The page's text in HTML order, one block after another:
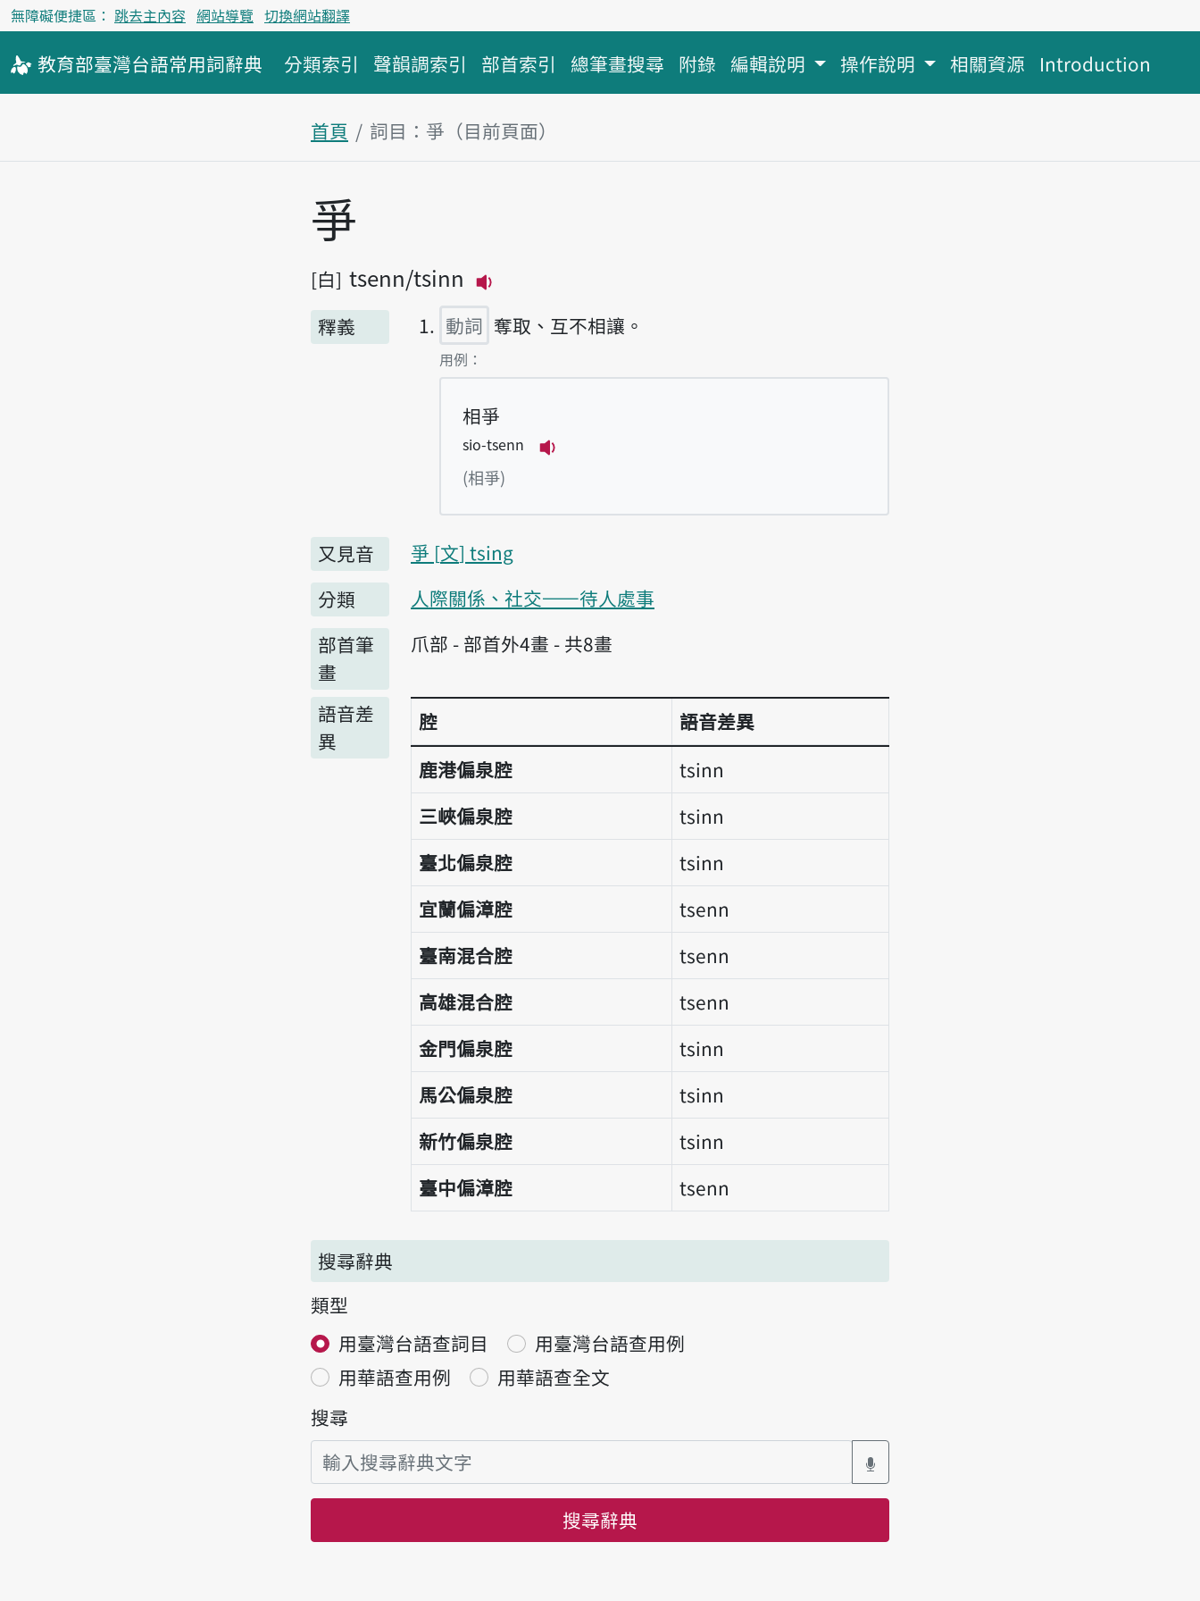
無障礙便捷區： 跳去主內容 網站導覽 切換網站翻譯
教育部臺灣台語常用詞辭典 分類索引 聲韻調索引 部首索引 總筆畫搜尋 附錄 編輯說明 操作說明 相關資源 Introduction
首頁 詞目：爭（目前頁面）
主內容區塊
爭
白 tsenn tsinn
釋義
動詞 奪取、互不相讓。
第1項釋義的
用例：
相爭
sio-tsenn
(相爭)
又見音 爭 文 tsing
分類
人際關係、社交——待人處事
部首筆
畫
爪部 - 部首外4畫 - 共8畫
語音差
異
語音差異表
腔
語音差異
鹿港偏泉腔
tsinn
三峽偏泉腔
tsinn
臺北偏泉腔
tsinn
宜蘭偏漳腔
tsenn
臺南混合腔
tsenn
高雄混合腔
tsenn
金門偏泉腔
tsinn
馬公偏泉腔
tsinn
新竹偏泉腔
tsinn
臺中偏漳腔
tsenn
搜尋辭典
類型
用臺灣台語查詞目
用臺灣台語查用例
用華語查用例
用華語查全文
搜尋
搜尋辭典